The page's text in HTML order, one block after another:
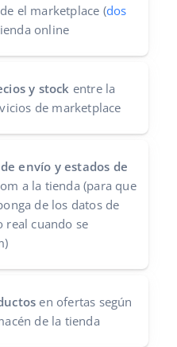
el marketplace (dos
online
y stock entre la
de marketplace
envío y estados de
a la tienda (para que
de los datos de
real cuando se
en ofertas según
de la tienda